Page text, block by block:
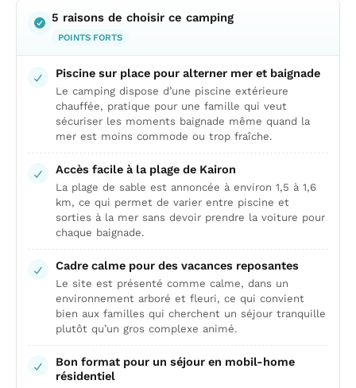
5 raisons de choisir ce camping
POINTS FORTS
Piscine sur place pour alterner mer et baignade
Le camping dispose d’une piscine extérieure
chauffée, pratique pour une famille qui veut
sécuriser les moments baignade même quand la
mer est moins commode ou trop fraîche.
Accès facile à la plage de Kairon
La plage de sable est annoncée à environ 1,5 à 1,6
km, ce qui permet de varier entre piscine et
sorties à la mer sans devoir prendre la voiture pour
chaque baignade.
Cadre calme pour des vacances reposantes
Le site est présenté comme calme, dans un
environnement arboré et fleuri, ce qui convient
bien aux familles qui cherchent un séjour tranquille
plutôt qu’un gros complexe animé.
Bon format pour un séjour en mobil-home
résidentiel